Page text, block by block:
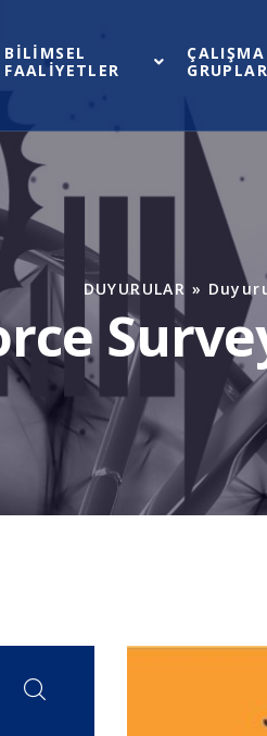
BİLİMSEL
FAALİYETLER
ÇALIŞMA
DUYURULAR »